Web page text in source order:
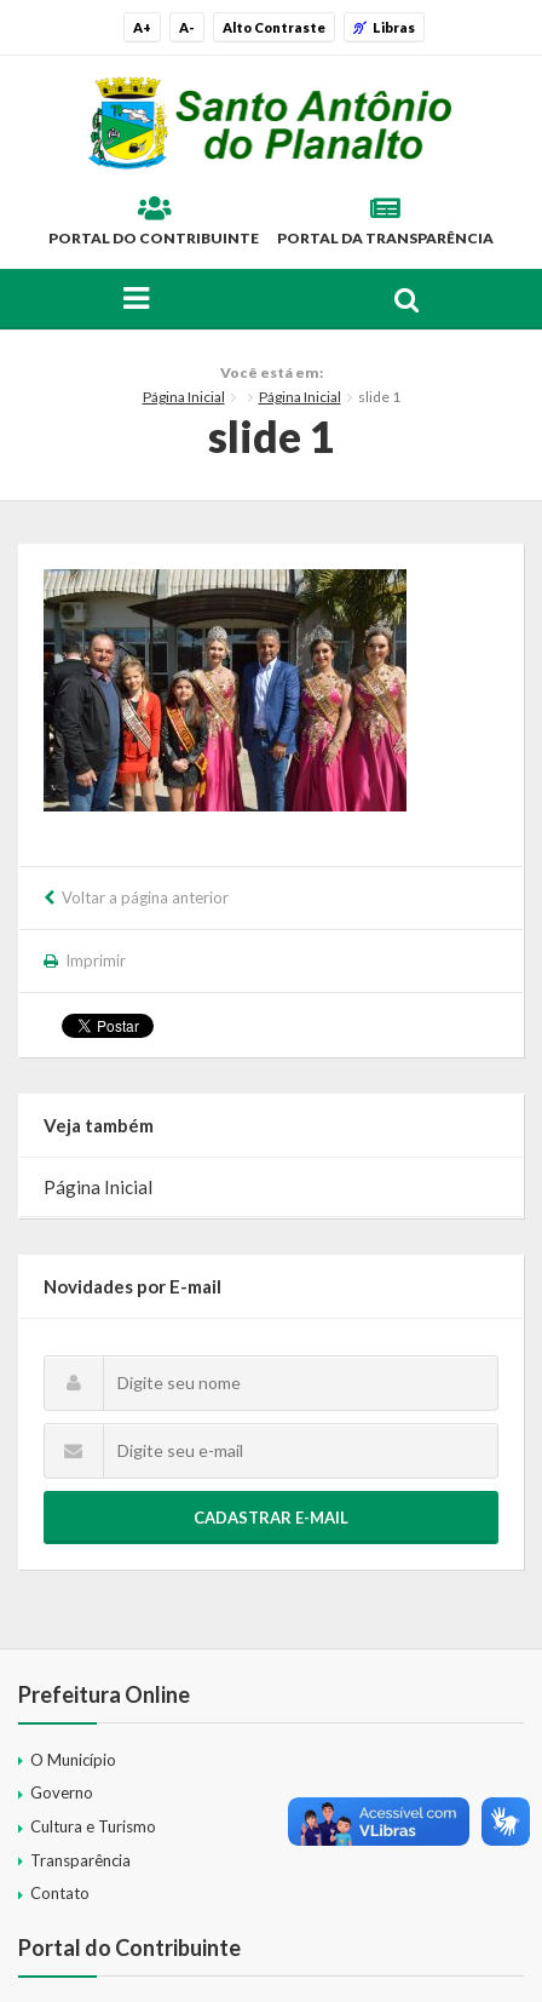
A+ A- Alto Contraste Libras
PORTAL DO CONTRIBUINTE PORTAL DA TRANSPARÊNCIA
Governo
Administração
Administrações Anteriores
Secretarias
Estrutura e Competências
Obras e Viação
Serviços Urbanos
Calendário de Eventos
Galeria de Fotos
Conselhos Municipais
Demonstrativos Contábeis
RPPS
RGF
RREO
Eleições Conselho Tutelar
Você está em:
Página Inicial
Página Inicial slide 1
slide 1
Voltar a página anterior
Imprimir
Veja também
Página Inicial
Novidades por E-mail
CADASTRAR E-MAIL
Prefeitura Online
O Município
Governo
Cultura e Turismo
Transparência
Contato
Portal do Contribuinte